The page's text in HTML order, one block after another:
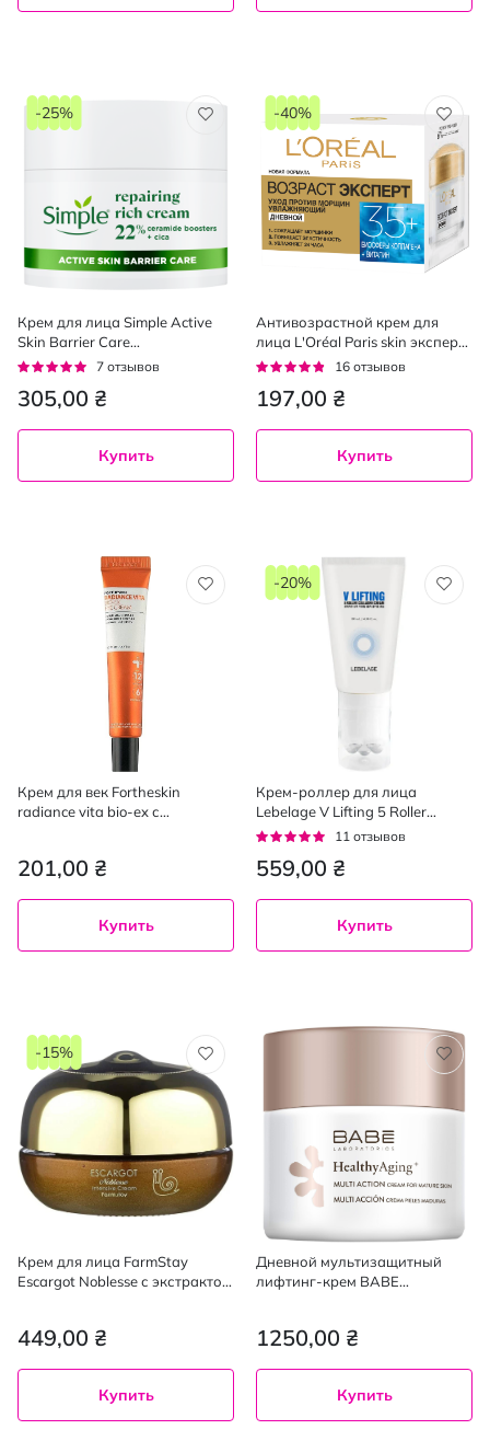
Крем для лица Simple Active
Skin Barrier Care
восстанавливающий 50 мл
Рейтинг:
7 отзывов
305,00 ₴
-25%
Купить
Антивозрастной крем для
лица L'Oréal Paris skin эксперт
35+ дневной 50 мл
Рейтинг:
16 отзывов
197,00 ₴
-40%
Купить
Крем для век Fortheskin
radiance vita bio-ex с
201,00 ₴
Купить
Крем-роллер для лица
Lebelage V Lifting 5 Roller
лифтинг-эффект с
Рейтинг:
11 отзывов
559,00 ₴
-20%
Купить
Крем для лица FarmStay
Escargot Noblesse с экстрактом
449,00 ₴
-15%
Купить
Дневной мультизащитный
лифтинг-крем BABE
1250,00 ₴
Купить